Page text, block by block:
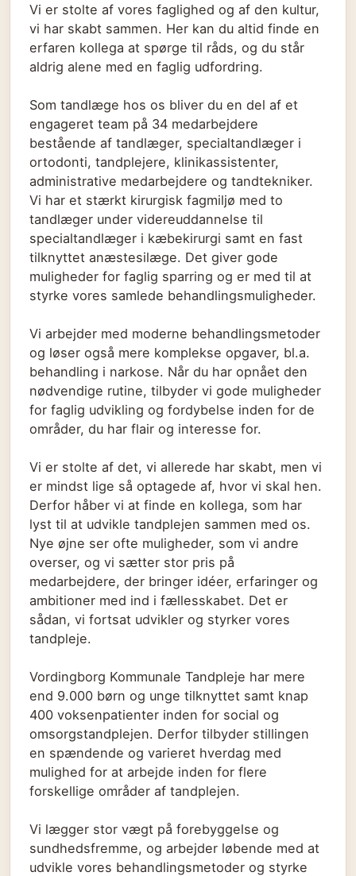
Vi er stolte af vores faglighed og af den kultur,
vi har skabt sammen. Her kan du altid finde en
erfaren kollega at spørge til råds, og du står
aldrig alene med en faglig udfordring.
Som tandlæge hos os bliver du en del af et
engageret team på 34 medarbejdere
bestående af tandlæger, specialtandlæger i
ortodonti, tandplejere, klinikassistenter,
administrative medarbejdere og tandtekniker.
Vi har et stærkt kirurgisk fagmiljø med to
tandlæger under videreuddannelse til
specialtandlæger i kæbekirurgi samt en fast
tilknyttet anæstesilæge. Det giver gode
muligheder for faglig sparring og er med til at
styrke vores samlede behandlingsmuligheder.
Vi arbejder med moderne behandlingsmetoder
og løser også mere komplekse opgaver, bl.a.
behandling i narkose. Når du har opnået den
nødvendige rutine, tilbyder vi gode muligheder
for faglig udvikling og fordybelse inden for de
områder, du har flair og interesse for.
Vi er stolte af det, vi allerede har skabt, men vi
er mindst lige så optagede af, hvor vi skal hen.
Derfor håber vi at finde en kollega, som har
lyst til at udvikle tandplejen sammen med os.
Nye øjne ser ofte muligheder, som vi andre
overser, og vi sætter stor pris på
medarbejdere, der bringer idéer, erfaringer og
ambitioner med ind i fællesskabet. Det er
sådan, vi fortsat udvikler og styrker vores
tandpleje.
Vordingborg Kommunale Tandpleje har mere
end 9.000 børn og unge tilknyttet samt knap
400 voksenpatienter inden for social og
omsorgstandplejen. Derfor tilbyder stillingen
en spændende og varieret hverdag med
mulighed for at arbejde inden for flere
forskellige områder af tandplejen.
Vi lægger stor vægt på forebyggelse og
sundhedsfremme, og arbejder løbende med at
udvikle vores behandlingsmetoder og styrke